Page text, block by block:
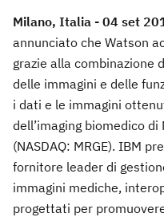
Milano, Italia - 04 set
annunciato che Watson
grazie alla combinazione
delle immagini e delle
i dati e le immagini
dell’imaging biomedico
(NASDAQ: MRGE). IBM
fornitore leader di
immagini mediche,
progettati per